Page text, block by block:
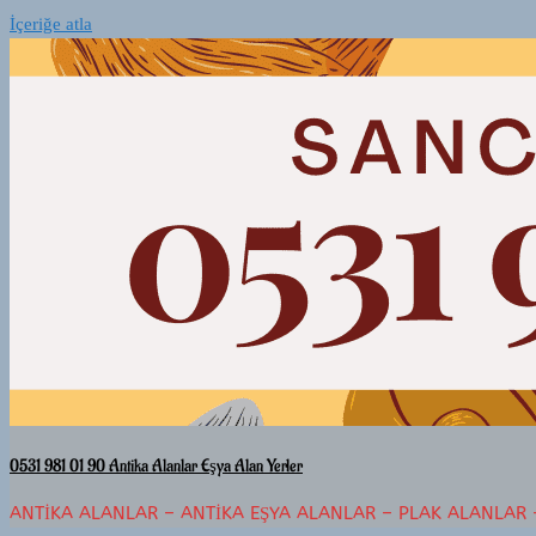
İçeriğe atla
0531 981 01 90 Antika Alanlar Eşya Alan Yerler
ANTIKA ALANLAR – ANTIKA EŞYA ALANLAR – PLAK